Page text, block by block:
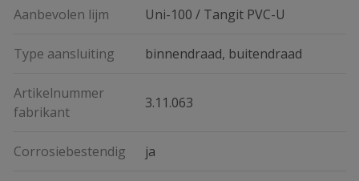
Aanbevolen lijm Uni-100 / Tangit PVC-U
Type aansluiting binnendraad, buitendraad
Artikelnummer
fabrikant
3.11.063
Corrosiebestendig ja